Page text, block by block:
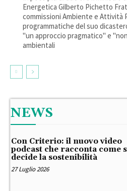
Energetica Gilberto Pichetto
commissioni Ambiente e Attività
programmatiche del suo
"un approccio pragmatico" e
ambientali
NEWS
Con Criterio: il nuovo video
podcast che racconta come
decide la sostenibilità
27 Luglio 2026